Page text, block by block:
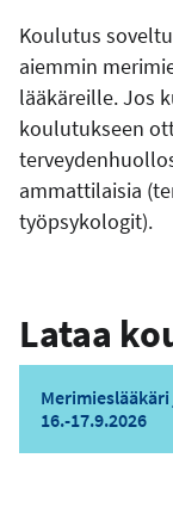
Koulutus
aiemmin
lääkäreille. Jos
koulutukseen
ammattilaisia
työpsykologit).
Lataa
16.-17.9.2026